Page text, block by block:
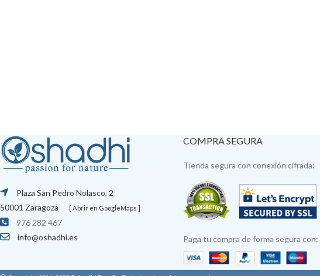
Plaza San Pedro Nolasco, 2
50001 Zaragoza
[ Abrir en GoogleMaps ]
976 282 467
info@oshadhi.es
COMPRA SEGURA
Tienda segura con conexión cifrada:
Paga tu compra de forma segura con: